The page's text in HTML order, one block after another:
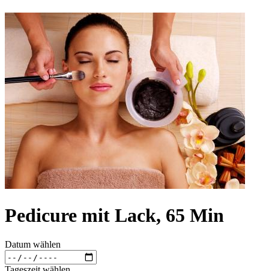
Pedicure mit Lack, 65 Min
Datum wählen